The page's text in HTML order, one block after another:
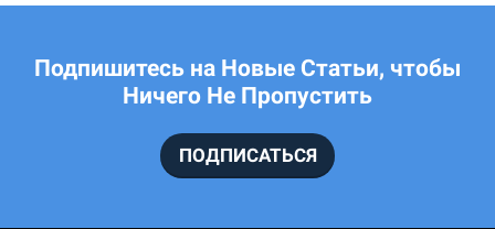
Подпишитесь на Новые Статьи, чтобы
Ничего Не Пропустить
ПОДПИСАТЬСЯ